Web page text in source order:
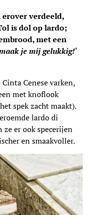
erover verdeeld,
is dol op lardo;
met een
je mij gelukkig!‘
Cenese varken,
met knoflook
spek zacht maakt).
lardo di
er ook specerijen
en smaakvoller.